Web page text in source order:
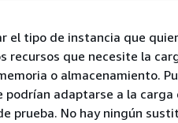
el tipo de instancia que
recursos que necesite la
o almacenamiento.
adaptarse a la carga
prueba. No hay ningún